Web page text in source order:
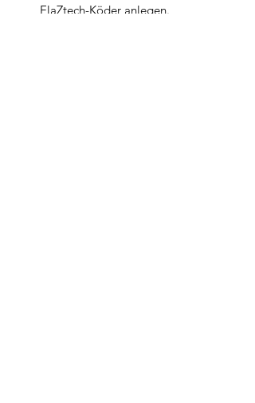
ElaZtech-Köder anlegen.